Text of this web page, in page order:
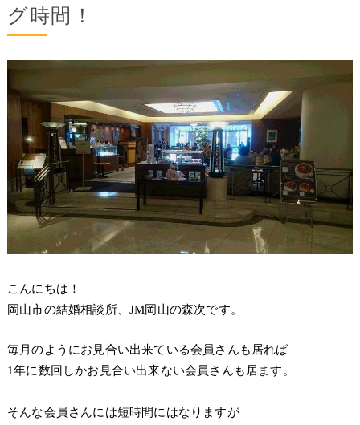
グ時間！
こんにちは！
岡山市の結婚相談所、JM岡山の森次です。
毎月のようにお見合い出来ている会員さんも居れば
1年に数回しかお見合い出来ない会員さんも居ます。
そんな会員さんには短時間にはなりますが